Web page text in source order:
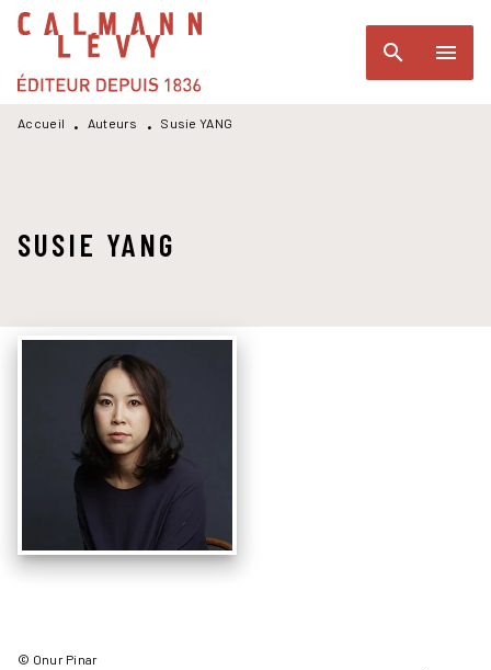
MENU RECHERCHE
PIED DE PAGE
search menu
Accueil • Auteurs • Susie YANG
SUSIE YANG
© Onur Pinar